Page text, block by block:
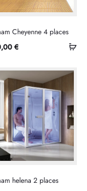
Cheyenne 4 places
€
helena 2 places